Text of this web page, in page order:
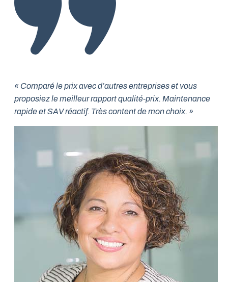
« Comparé le prix avec d’autres entreprises et vous
proposiez le meilleur rapport qualité-prix. Maintenance
rapide et SAV réactif. Très content de mon choix. »